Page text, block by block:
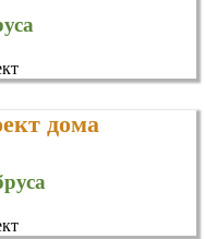
дома